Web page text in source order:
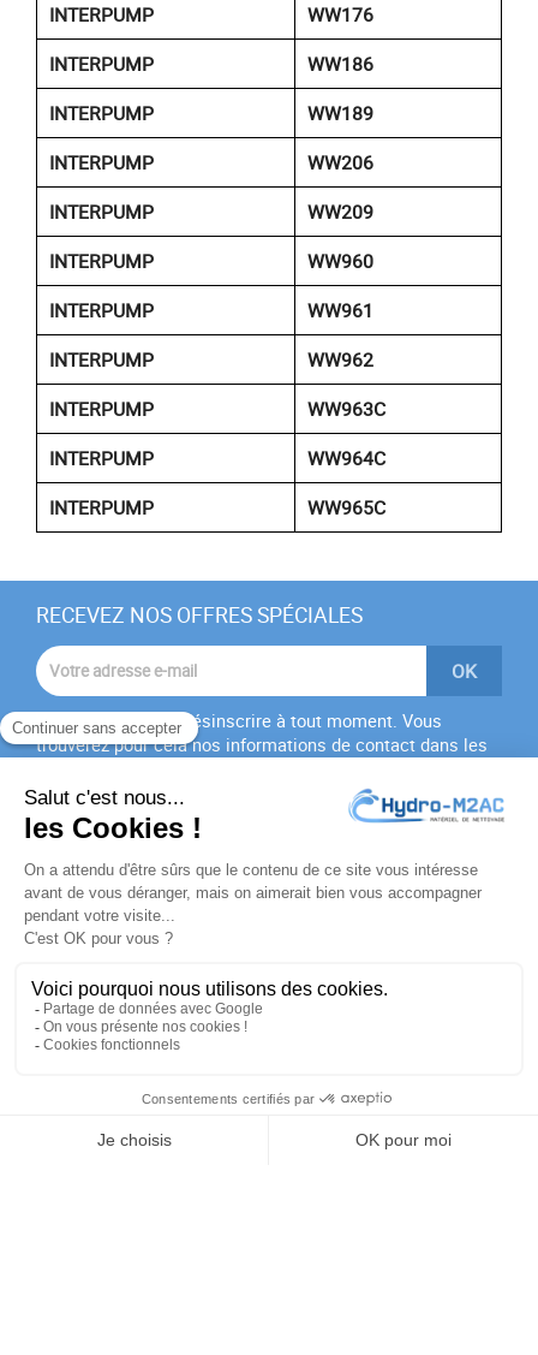
INTERPUMP
WW176
INTERPUMP
WW186
INTERPUMP
WW189
INTERPUMP
WW206
INTERPUMP
WW209
INTERPUMP
WW960
INTERPUMP
WW961
INTERPUMP
WW962
INTERPUMP
WW963C
INTERPUMP
WW964C
INTERPUMP
WW965C
RECEVEZ NOS OFFRES SPÉCIALES
Vous pouvez vous désinscrire à tout moment. Vous
trouverez pour cela nos informations de contact dans les
J'accepte lesconditions générales
politique de
confidentialité
PRODUITS
NOTRE SOCIÉTÉ
VOTRE COMPTE